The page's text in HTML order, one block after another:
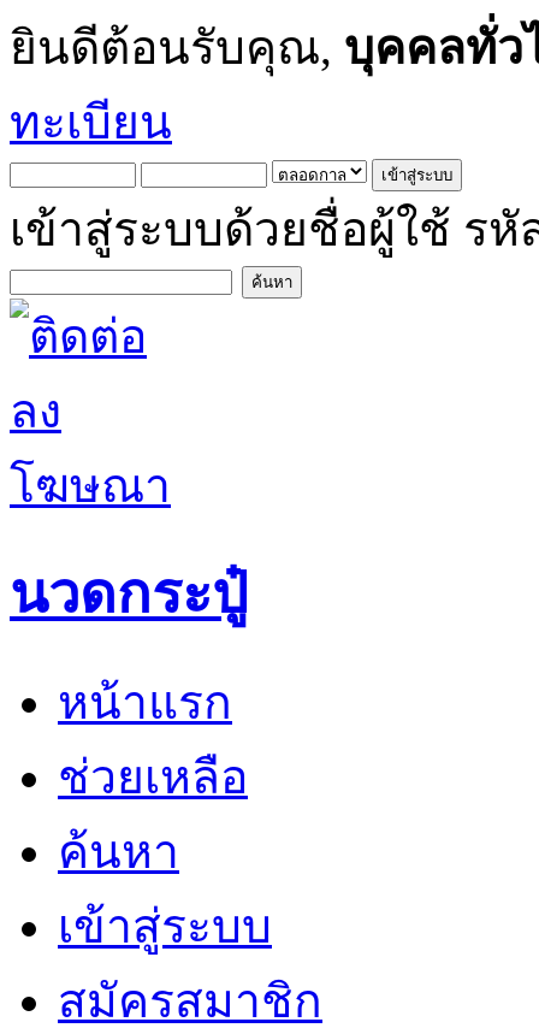
ยินดีต้อนรับคุณ, บุคคลทั่ว
ทะเบียน
เข้าสู่ระบบด้วยชื่อผู้ใช้ รหั
นวดกระปู๋
หน้าแรก
ช่วยเหลือ
ค้นหา
เข้าสู่ระบบ
สมัครสมาชิก